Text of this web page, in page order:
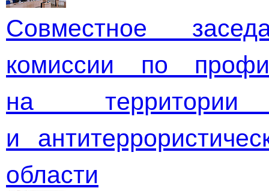
Совместное
комиссии по
на
и
области